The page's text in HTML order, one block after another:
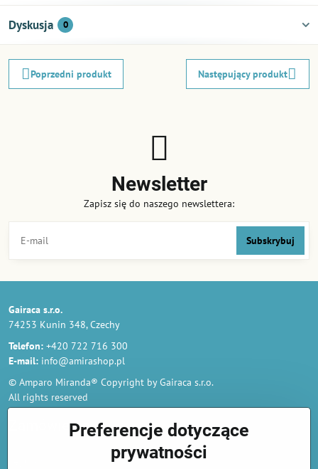
Dyskusja 0
Poprzedni produkt Następujący produkt
Newsletter
Zapisz się do naszego newslettera:
Subskrybuj
Gairaca s.r.o.
74253 Kunin 348, Czechy
Telefon: +420 722 716 300
E-mail: info@amirashop.pl
© Amparo Miranda® Copyright by Gairaca s.r.o.
All rights reserved
ZamówieniaPreferencje dotyczące
prywatności